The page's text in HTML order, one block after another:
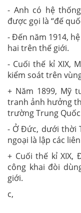
- Anh có hệ
được gọi là “đế
- Đến năm 1914,
hai trên thế giới.
- Cuối thế kỉ XIX,
kiểm soát trên
+ Năm 1899, Mỹ
tranh ảnh hưởng
trường Trung
- Ở Đức, dưới thời
ngoại là lập các
+ Cuối thế kỉ XIX,
công khai đòi
giới.
c,